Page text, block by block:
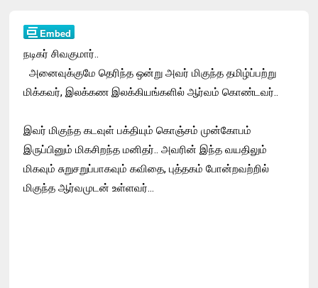
நடிகர் சிவகுமார்..
அனைவுக்குமே தெரிந்த ஒன்று அவர் மிகுந்த தமிழ்ப்பற்று
மிக்கவர், இலக்கண இலக்கியங்களில் ஆர்வம் கொண்டவர்..
இவர் மிகுந்த கடவுள் பக்தியும் கொஞ்சம் முன்கோபம்
இருப்பினும் மிகசிறந்த மனிதர்.. அவரின் இந்த வயதிலும்
மிகவும் சுறுசறுப்பாகவும் கவிதை, புத்தகம் போன்றவற்றில்
மிகுந்த ஆர்வமுடன் உள்ளவர்...